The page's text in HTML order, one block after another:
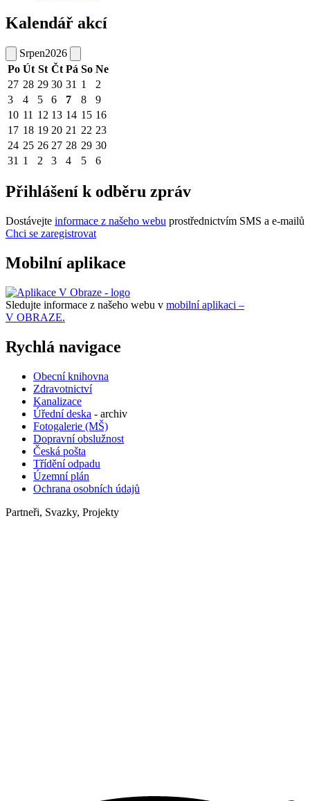
Kalendář akcí
Srpen2026
Po Út St Čt Pá So Ne
27 28 29 30 31 1
2
3
4 5 6 7 8
9
10 11 12 13 14 15 16
17 18 19 20 21 22 23
24 25 26 27 28 29 30
31 1 2 3 4 5 6
Přihlášení k odběru zpráv
Dostávejte informace z našeho webu prostřednictvím SMS a e-mailů
Chci se zaregistrovat
Mobilní aplikace
Sledujte informace z našeho webu v mobilní aplikaci –
V OBRAZE.
Rychlá navigace
Obecní knihovna
Zdravotnictví
Kanalizace
Úřední deska - archiv
Fotogalerie (MŠ)
Dopravní obslužnost
Česká pošta
Třídění odpadu
Územní plán
Ochrana osobních údajů
Partneři, Svazky, Projekty